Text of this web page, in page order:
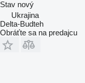
Stav nový
Ukrajina
Delta-Budteh
Obráťte sa na predajcu